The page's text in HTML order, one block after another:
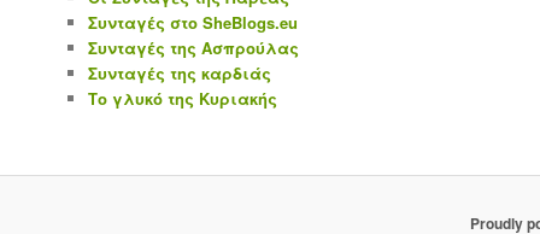
Συνταγές στο SheBlogs.eu
Συνταγές της Ασπρούλας
Συνταγές της καρδιάς
Το γλυκό της Κυριακής
Proudly